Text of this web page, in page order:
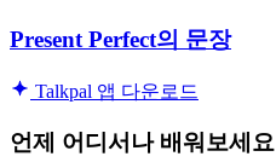
Present Perfect의 문장
Talkpal 앱 다운로드
언제 어디서나 배워보세요